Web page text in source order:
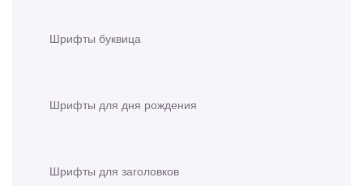
Шрифты буквица
Шрифты для дня рождения
Шрифты для заголовков